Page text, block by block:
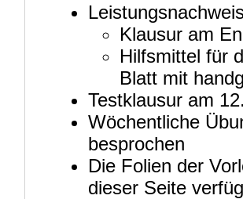
Klausur am
Hilfsmittel für
Blatt mit
Testklausur am
Wöchentliche
besprochen
Die Folien der
dieser Seite